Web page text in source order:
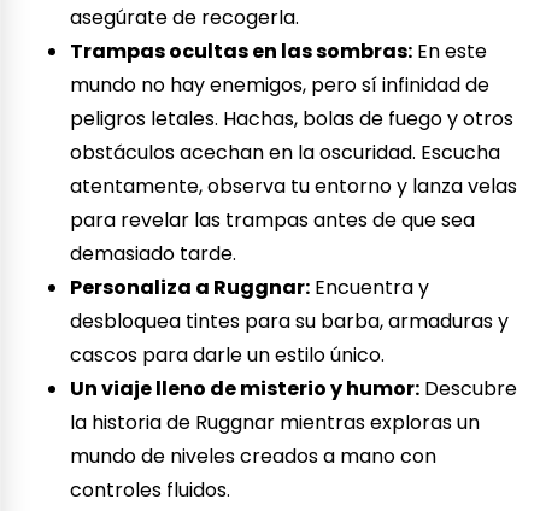
asegúrate de recogerla.
Trampas ocultas en las sombras: En este
mundo no hay enemigos, pero sí infinidad de
peligros letales. Hachas, bolas de fuego y otros
obstáculos acechan en la oscuridad. Escucha
atentamente, observa tu entorno y lanza velas
para revelar las trampas antes de que sea
demasiado tarde.
Personaliza a Ruggnar: Encuentra y
desbloquea tintes para su barba, armaduras y
cascos para darle un estilo único.
Un viaje lleno de misterio y humor: Descubre
la historia de Ruggnar mientras exploras un
mundo de niveles creados a mano con
controles fluidos.